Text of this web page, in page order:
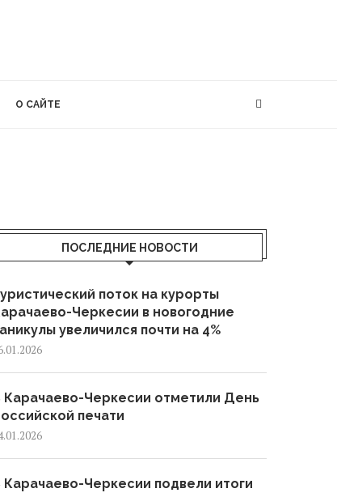
О САЙТЕ
ПОСЛЕДНИЕ НОВОСТИ
поток на курорты
Черкесии в новогодние
увеличился почти на 4%
Карачаево-Черкесии отметили День
печати
Карачаево-Черкесии подвели итоги